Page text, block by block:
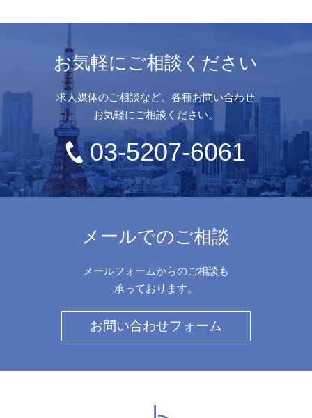
お気軽にご相談ください
求人媒体のご相談など、各種お問い合わせ
お気軽にご相談ください。
03-5207-6061
メールでのご相談
メールフォームからのご相談も
承っております。
お問い合わせフォーム